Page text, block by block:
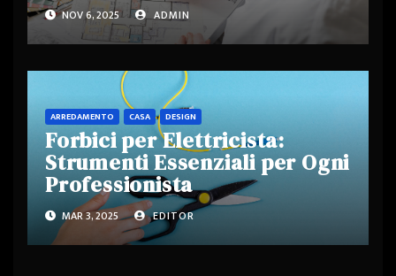
NOV 6, 2025 ADMIN
ARREDAMENTO CASA DESIGN
Forbici per Elettricista:
Strumenti Essenziali per Ogni
Professionista
MAR 3, 2025 EDITOR